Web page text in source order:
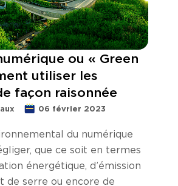
ou « Green
utiliser les
façon raisonnée
06 février 2023
du numérique
que ce soit en termes
énergétique, d’émission
de serre ou encore de